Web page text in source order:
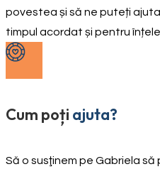
povestea și să ne puteți
timpul acordat și pentru
Cum poți ajuta?
Să o susţinem pe Gabriela